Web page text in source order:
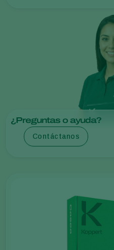
¿Preguntas o ayuda?
Contáctanos